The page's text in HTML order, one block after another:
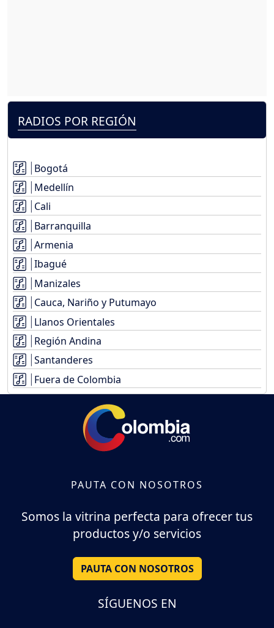
RADIOS POR REGIÓN
Bogotá
Medellín
Cali
Barranquilla
Armenia
Ibagué
Manizales
Cauca, Nariño y Putumayo
Llanos Orientales
Región Andina
Santanderes
Fuera de Colombia
PAUTA CON NOSOTROS
Somos la vitrina perfecta para ofrecer tus
productos y/o servicios
PAUTA CON NOSOTROS
SÍGUENOS EN